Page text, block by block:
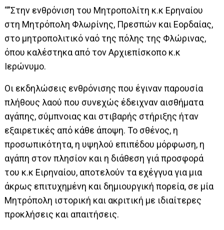
“”Στην ενθρόνιση του Μητροπολίτη κ.κ Ερηναίου
στη Μητρόπολη Φλωρίνης, Πρεσπών και Εορδαίας,
στο μητροπολιτικό ναό της πόλης της Φλώρινας,
όπου καλέστηκα από τον Αρχιεπίσκοπο κ.κ
Ιερώνυμο.
Οι εκδηλώσεις ενθρόνισης που έγιναν παρουσία
πλήθους λαού που συνεχώς έδειχναν αισθήματα
αγάπης, σύμπνοιας και στιβαρής στήριξης ήταν
εξαιρετικές από κάθε άποψη. Το σθένος, η
προσωπικότητα, η υψηλού επιπέδου μόρφωση, η
αγάπη στον πλησίον και η διάθεση γιά προσφορά
του κ.κ Ειρηναίου, αποτελούν τα εχέγγυα για μια
άκρως επιτυχημένη και δημιουργική πορεία, σε μία
Μητρόπολη ιστορική και ακριτική με ιδιαίτερες
προκλήσεις και απαιτήσεις.